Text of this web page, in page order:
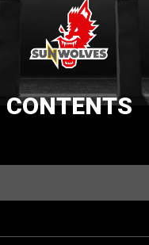
CONTENTS